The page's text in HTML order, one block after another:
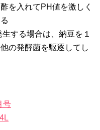
を入れてPH値を激しく
する場合は、納豆を１
の発酵菌を駆逐してし
号